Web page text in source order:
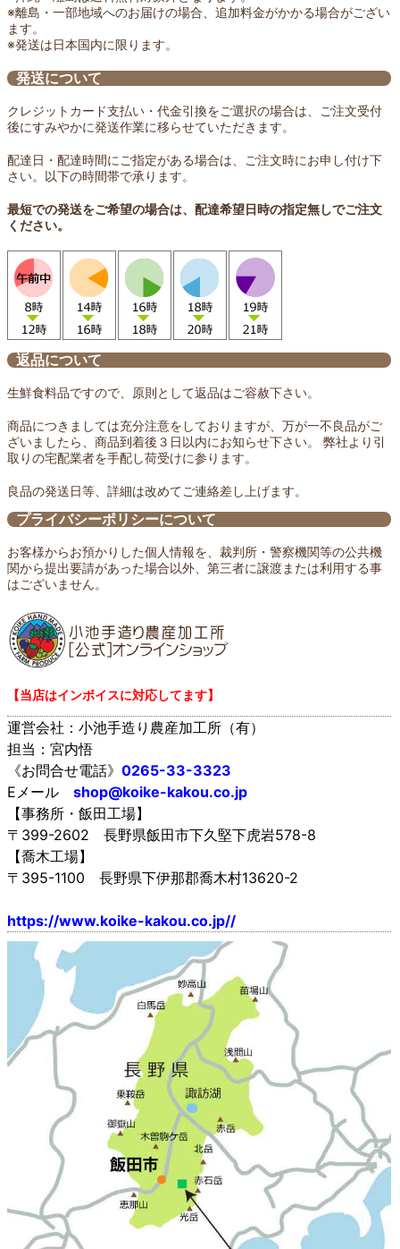
※離島・一部地域へのお届けの場合、追加料金がかかる場合がござい
ます。
※発送は日本国内に限ります。
発送について
クレジットカード支払い・代金引換をご選択の場合は、ご注文受付
後にすみやかに発送作業に移らせていただきます。
配達日・配達時間にご指定がある場合は、ご注文時にお申し付け下
さい。以下の時間帯で承ります。
最短での発送をご希望の場合は、配達希望日時の指定無しでご注文
ください。
返品について
生鮮食料品ですので、原則として返品はご容赦下さい。
商品につきましては充分注意をしておりますが、万が一不良品がご
ざいましたら、商品到着後３日以内にお知らせ下さい。 弊社より引
取りの宅配業者を手配し荷受けに参ります。
良品の発送日等、詳細は改めてご連絡差し上げます。
プライバシーポリシーについて
お客様からお預かりした個人情報を、裁判所・警察機関等の公共機
関から提出要請があった場合以外、第三者に譲渡または利用する事
はございません。
【当店はインボイスに対応してます】
運営会社：小池手造り農産加工所（有）
担当：宮内悟
《お問合せ電話》 0265-33-3323
Eメール shop@koike-kakou.co.jp
【事務所・飯田工場】
〒399-2602 長野県飯田市下久堅下虎岩578-8
【喬木工場】
〒395-1100 長野県下伊那郡喬木村13620-2
https://www.koike-kakou.co.jp//